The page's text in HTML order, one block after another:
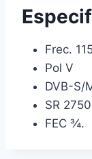
Frec.
Pol V
DVB-S/
SR
FEC ¾.